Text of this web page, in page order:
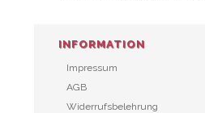
INFORMATION
Impressum
AGB
Widerrufsbelehrung